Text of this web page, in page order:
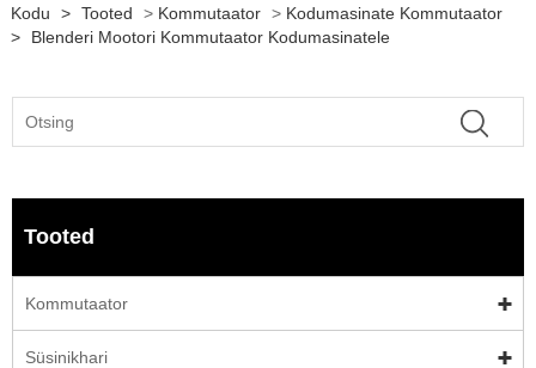
Kodu > Tooted > Kommutaator > Kodumasinate Kommutaator
>
Blenderi Mootori Kommutaator Kodumasinatele
Tooted
Kommutaator
Süsinikhari